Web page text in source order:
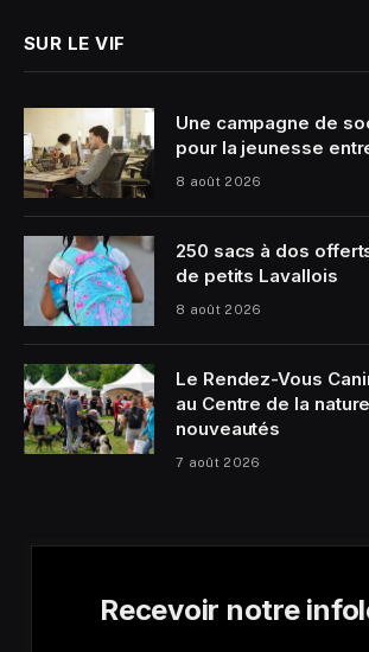
SUR LE VIF
Une campagne de
pour la jeunesse
8 août 2026
250 sacs à dos
de petits Lavallois
8 août 2026
Le Rendez-Vous
au Centre de la
nouveautés
7 août 2026
Recevoir notre